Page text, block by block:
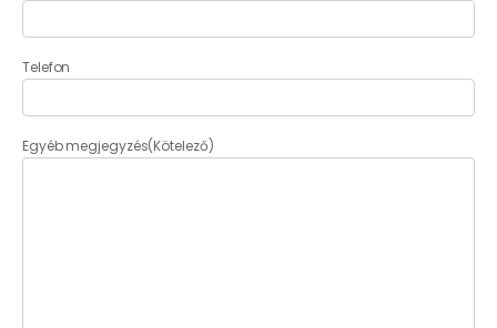
Telefon
Egyéb megjegyzés(Kötelező)